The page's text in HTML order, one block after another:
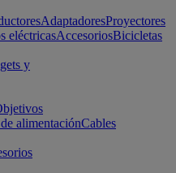
AdaptadoresProyectores
eléctricasAccesoriosBicicletas
y
alimentaciónCables